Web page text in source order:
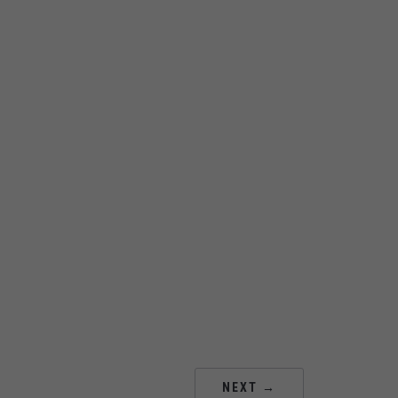
NEXT →